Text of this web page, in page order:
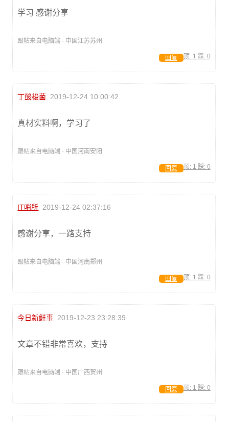
学习 感谢分享
跟帖来自电脑端 · 中国江苏苏州
顶: 1 踩: 0
回复
丁酸梭菌 2019-12-24 10:00:42
真材实料啊，学习了
跟帖来自电脑端 · 中国河南安阳
顶: 1 踩: 0
回复
IT哨所 2019-12-24 02:37:16
感谢分享，一路支持
跟帖来自电脑端 · 中国河南郑州
顶: 1 踩: 0
回复
今日新鲜事 2019-12-23 23:28:39
文章不错非常喜欢，支持
跟帖来自电脑端 · 中国广西贺州
顶: 1 踩: 0
回复